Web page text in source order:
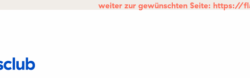
weiter zur gewünschten Seite: https://